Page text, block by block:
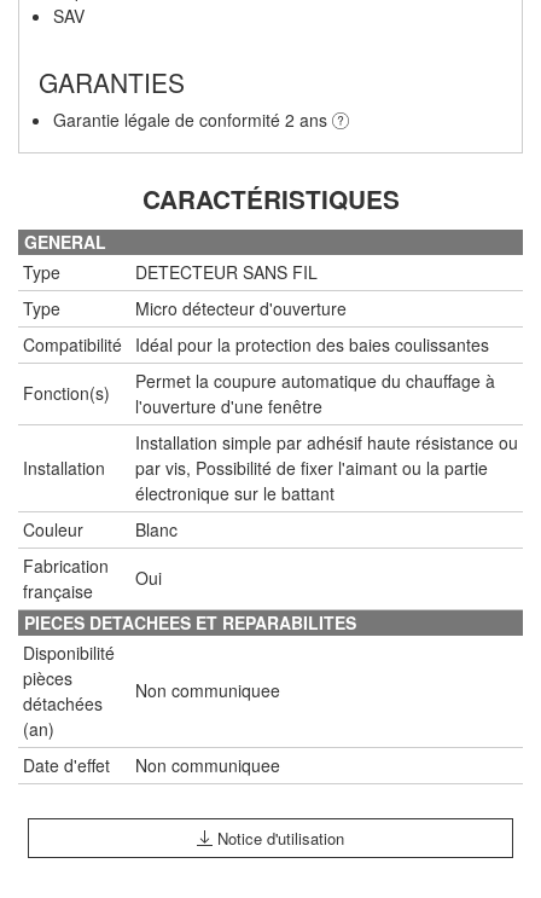
SAV
GARANTIES
Garantie légale de conformité 2 ans
CARACTÉRISTIQUES
GENERAL
Type
DETECTEUR SANS FIL
Type
Micro détecteur d'ouverture
Compatibilité Idéal pour la protection des baies coulissantes
Fonction(s)
Permet la coupure automatique du chauffage à
l'ouverture d'une fenêtre
Installation
Installation simple par adhésif haute résistance ou
par vis, Possibilité de fixer l'aimant ou la partie
électronique sur le battant
Couleur
Blanc
Fabrication
française
Oui
PIECES DETACHEES ET REPARABILITES
Disponibilité
pièces
détachées
(an)
Non communiquee
Date d'effet Non communiquee
Notice d'utilisation